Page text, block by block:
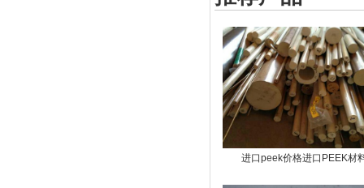
进口peek价格进口PEEK材